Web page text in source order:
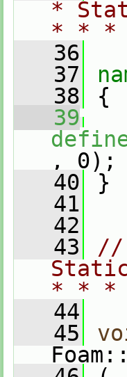
*
* *
   36
   37
   38
{
   39
, 0);
   40
}
   41
   42
   43
//
* *
   44
   45